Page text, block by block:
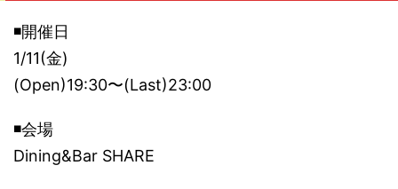
◾開催日
1/11(金)
(Open)19:30〜(Last)23:00
◾会場
Dining&Bar SHARE